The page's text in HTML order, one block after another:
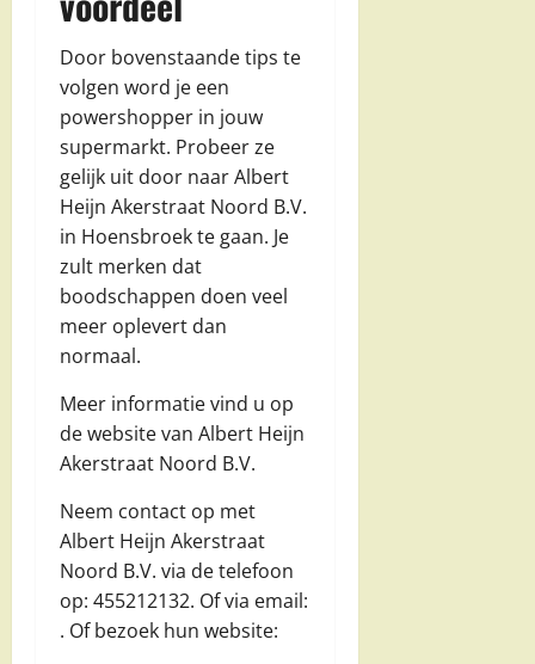
Door bovenstaande tips te
volgen word je een
powershopper in jouw
supermarkt. Probeer ze
gelijk uit door naar Albert
Heijn Akerstraat Noord B.V.
in Hoensbroek te gaan. Je
zult merken dat
boodschappen doen veel
meer oplevert dan
normaal.
Meer informatie vind u op
de website van Albert Heijn
Akerstraat Noord B.V.
Neem contact op met
Albert Heijn Akerstraat
Noord B.V. via de telefoon
op: 455212132. Of via email:
. Of bezoek hun website: